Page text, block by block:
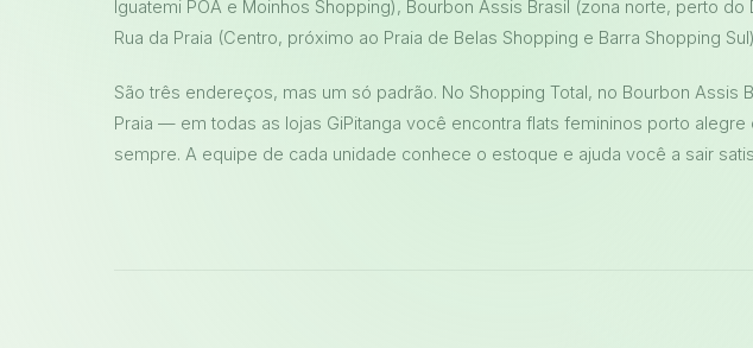
Iguatemi POA e Moinhos Shopping), Bourbon Assis Brasil (zona norte, perto do
Rua da Praia (Centro, próximo ao Praia de Belas Shopping e Barra Shopping
São três endereços, mas um só padrão. No Shopping Total, no Bourbon Assis
Praia — em todas as lojas GiPitanga você encontra flats femininos porto alegre
sempre. A equipe de cada unidade conhece o estoque e ajuda você a sair